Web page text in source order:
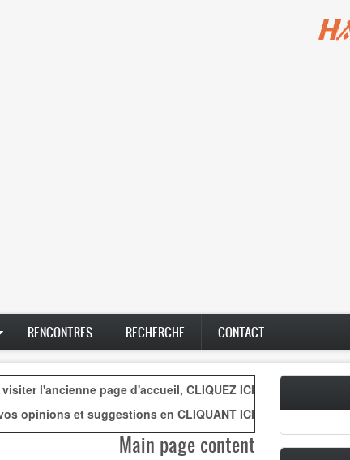
Main
navigation
RENCONTRES RECHERCHE CONTACT
visiter l'ancienne page d'accueil, CLIQUEZ ICI
opinions et suggestions en CLIQUANT ICI
Main page content